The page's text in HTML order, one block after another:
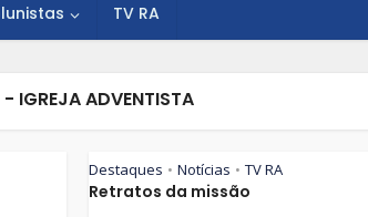
TV RA
IGREJA ADVENTISTA
Destaques • Notícias • TV RA
Retratos da missão